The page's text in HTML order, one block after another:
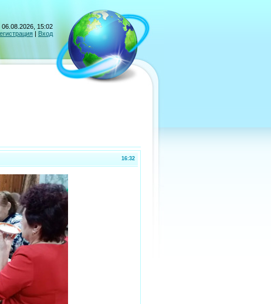
06.08.2026, 15:02
| Вход
16:32